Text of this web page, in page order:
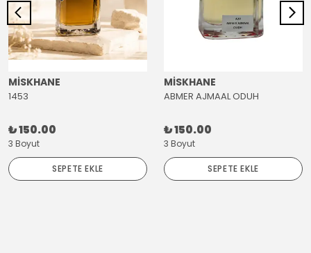
MİSKHANE
1453
₺ 150.00
3 Boyut
SEPETE EKLE
MİSKHANE
ABMER AJMAAL ODUH
₺ 150.00
3 Boyut
SEPETE EKLE